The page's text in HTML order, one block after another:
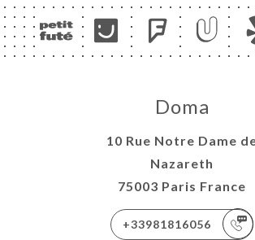
Doma
10 Rue Notre Dame
Nazareth
75003 Paris France
+33981816056